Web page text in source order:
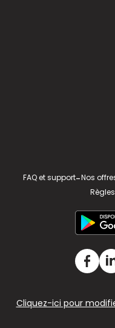
FAQ et support-Nos
Cliquez-ici pour